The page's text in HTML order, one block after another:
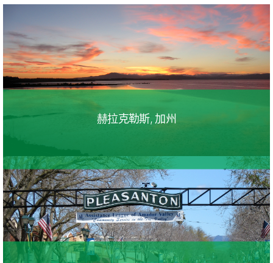
赫拉克勒斯, 加州